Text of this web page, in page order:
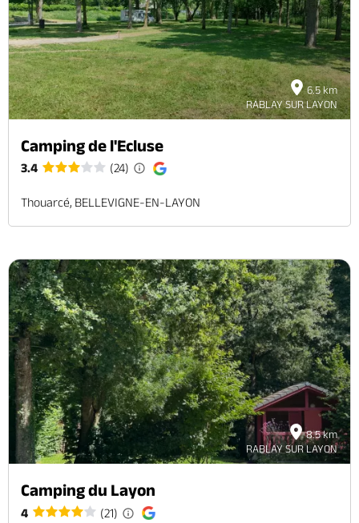
6.5 km
RABLAY SUR LAYON
Camping de l'Ecluse
3.4 (24)
Thouarcé, BELLEVIGNE-EN-LAYON
8.5 km
RABLAY SUR LAYON
Camping du Layon
4 (21)